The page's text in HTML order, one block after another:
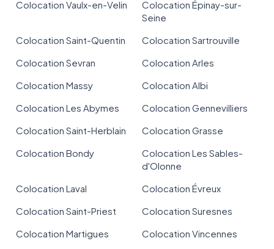
Colocation Vaulx-en-Velin
Colocation Épinay-sur-
Seine
Colocation Saint-Quentin
Colocation Sartrouville
Colocation Sevran
Colocation Arles
Colocation Massy
Colocation Albi
Colocation Les Abymes
Colocation Gennevilliers
Colocation Saint-Herblain
Colocation Grasse
Colocation Bondy
Colocation Les Sables-
d'Olonne
Colocation Laval
Colocation Évreux
Colocation Saint-Priest
Colocation Suresnes
Colocation Martigues
Colocation Vincennes